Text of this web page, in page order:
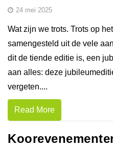
24 mei 2025
Wat zijn we trots. Trots op
samengesteld uit de vele
dit de tiende editie is, een
aan alles: deze
vergeten....
Read More